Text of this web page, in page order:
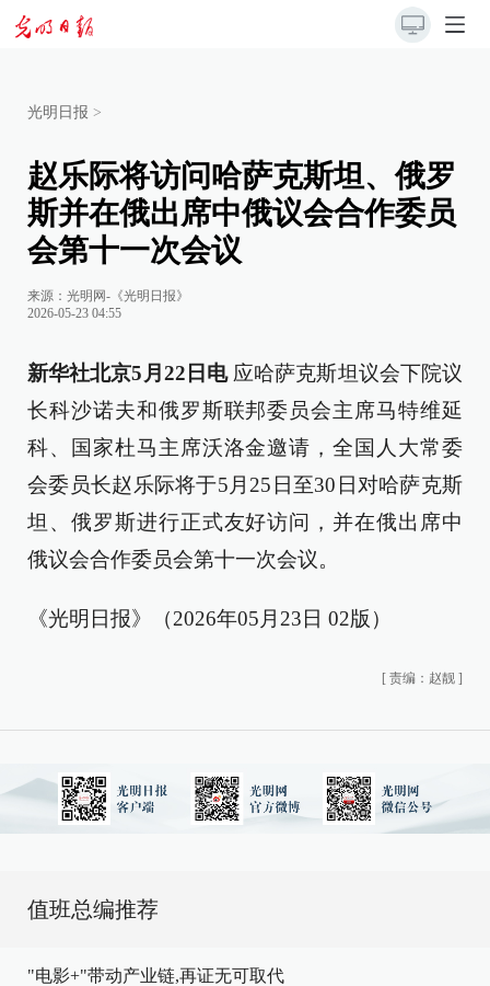
光明日报 >
赵乐际将访问哈萨克斯坦、俄罗
斯并在俄出席中俄议会合作委员
会第十一次会议
来源： 光明网-《光明日报》
2026-05-23 04:55
新华社北京5月22日电 应哈萨克斯坦议会下院议
长科沙诺夫和俄罗斯联邦委员会主席马特维延
科、国家杜马主席沃洛金邀请，全国人大常委
会委员长赵乐际将于5月25日至30日对哈萨克斯
坦、俄罗斯进行正式友好访问，并在俄出席中
俄议会合作委员会第十一次会议。
《光明日报》（2026年05月23日 02版）
[ 责编：赵靓 ]
值班总编推荐
"电影+"带动产业链,再证无可取代